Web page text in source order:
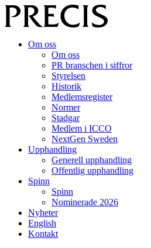
Om oss
Om oss
PR branschen i siffror
Styrelsen
Historik
Medlemsregister
Normer
Stadgar
Medlem i ICCO
NextGen Sweden
Upphandling
Generell upphandling
Offentlig upphandling
Spinn
Spinn
Nominerade 2026
Nyheter
English
Kontakt